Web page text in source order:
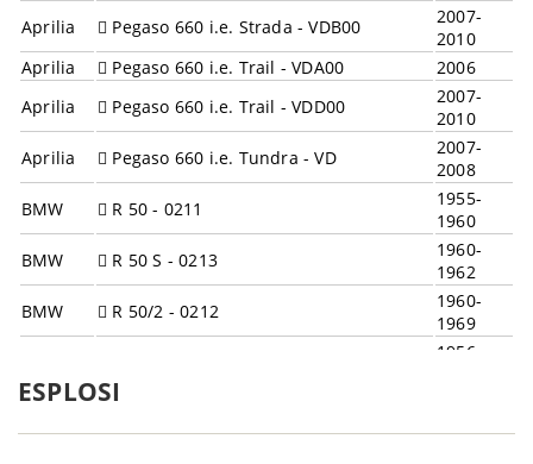
Aprilia
Pegaso 660 i.e. Strada - VDB00
2007-
2010
Aprilia
Pegaso 660 i.e. Trail - VDA00
2006
Aprilia
Pegaso 660 i.e. Trail - VDD00
2007-
2010
Aprilia
Pegaso 660 i.e. Tundra - VD
2007-
2008
BMW
R 50 - 0211
1955-
1960
BMW
R 50 S - 0213
1960-
1962
BMW
R 50/2 - 0212
1960-
1969
1956-
ESPLOSI